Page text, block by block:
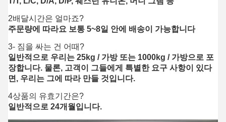
2배달시간은 얼마죠?
주문량에 따라요 보통 5~8일 안에 배송이 가능합니다
3- 짐을 싸는 건 어때?
일반적으로 우리는 25kg / 가방 또는 1000kg / 가방으로 포
장합니다. 물론, 고객이 그들에게 특별한 요구 사항이 있다
면, 우리는 그에 따라 만들 것입니다.
4상품의 유효기간은?
일반적으로 24개월입니다.